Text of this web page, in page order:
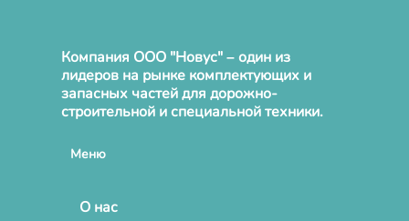
Компания ООО "Новус" – один из
лидеров на рынке комплектующих и
запасных частей для дорожно-
строительной и специальной техники.
Меню
О нас